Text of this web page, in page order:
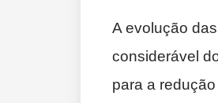
A evolução
considerável
para a